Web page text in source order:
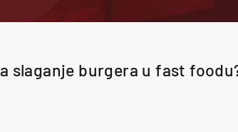
slaganje burgera u fast